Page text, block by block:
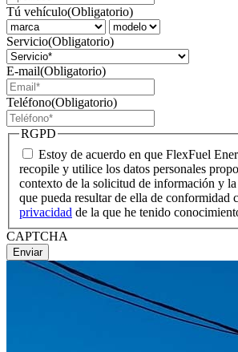
Tú vehículo(Obligatorio)
Servicio(Obligatorio)
E-mail(Obligatorio)
Teléfono(Obligatorio)
RGPD
Estoy de acuerdo en que FlexFuel
recopile y utilice los datos personales
contexto de la solicitud de información y
que pueda resultar de ella de conformidad
privacidad de la que he tenido
CAPTCHA